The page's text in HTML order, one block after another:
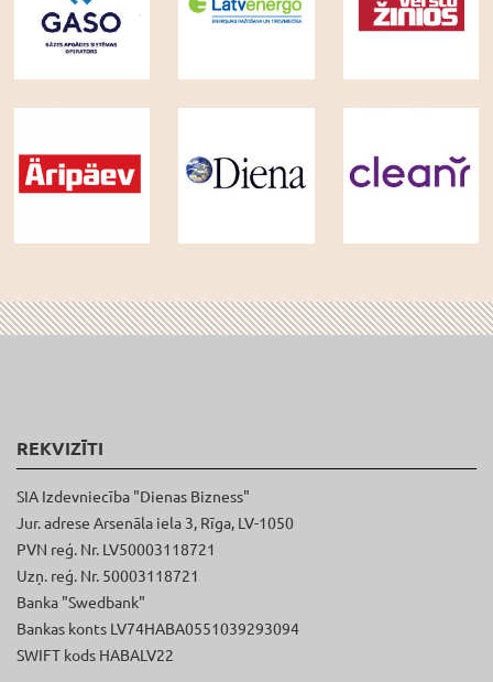
REKVIZĪTI
SIA Izdevniecība "Dienas Bizness"
Jur. adrese Arsenāla iela 3, Rīga, LV-1050
PVN reģ. Nr. LV50003118721
Uzņ. reģ. Nr. 50003118721
Banka "Swedbank"
Bankas konts LV74HABA0551039293094
SWIFT kods HABALV22